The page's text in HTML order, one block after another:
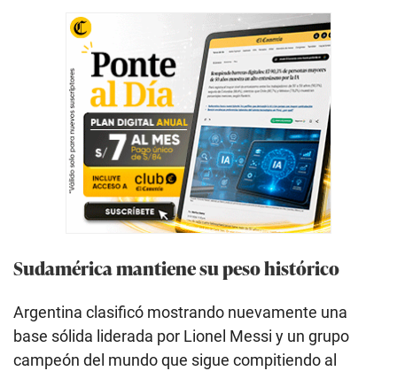
Sudamérica mantiene su peso histórico
Argentina clasificó mostrando nuevamente una
base sólida liderada por Lionel Messi y un grupo
campeón del mundo que sigue compitiendo al